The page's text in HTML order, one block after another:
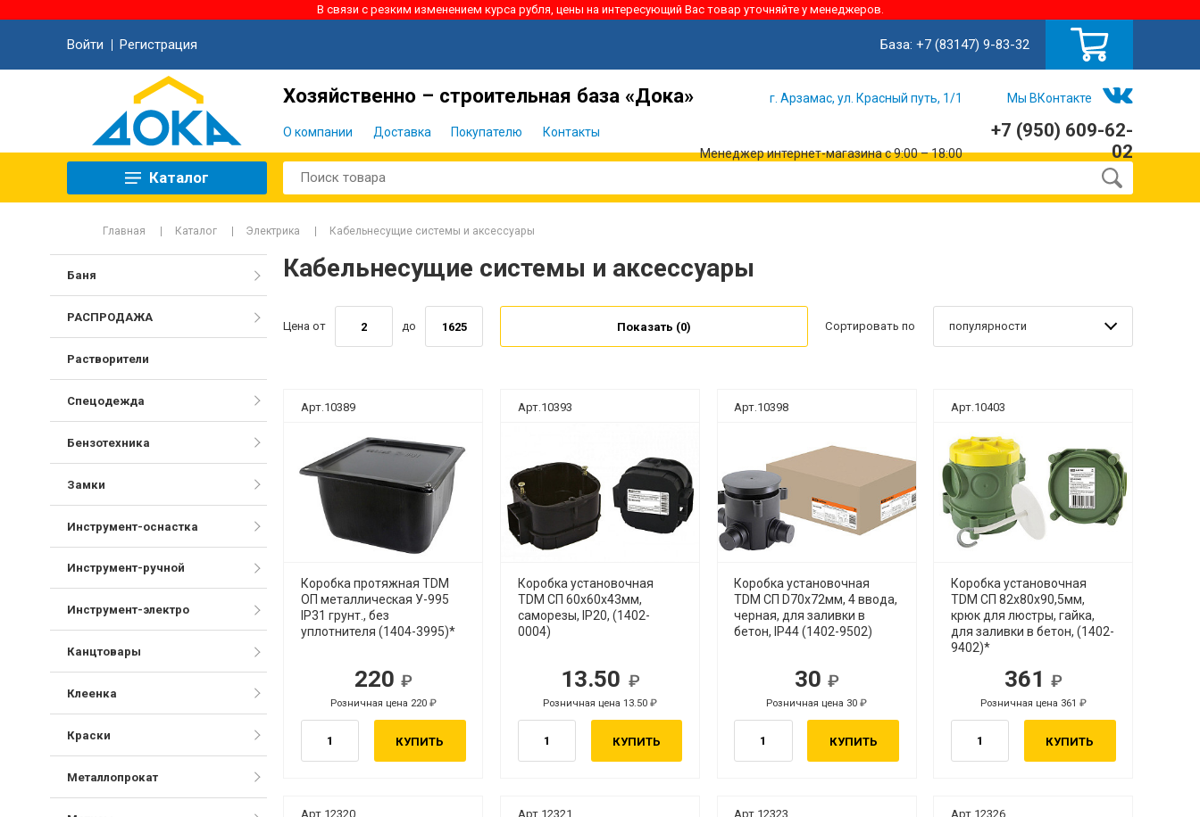
В связи с резким изменением курса рубля, цены на интересующий Вас товар уточняйте у менеджеров.
Войти Регистрация База: +7 (83147) 9-83-32
Хозяйственно – строительная база «Дока»
О компании Доставка Покупателю Контакты
г. Арзамас, ул. Красный путь, 1/1 Мы ВКонтакте
Менеджер интернет-магазина с 9:00 – 18:00
+7 (950) 609-62-
02
Каталог
Главная Каталог Электрика Кабельнесущие системы и аксессуары
Кабельнесущие системы и аксессуары
Цена от до Показать (0) Сортировать по популярности
Арт.10389
Коробка протяжная TDM
ОП металлическая У-995
IP31 грунт., без
уплотнителя (1404-3995)*
220
Розничная цена 220
КУПИТЬ
Арт.10393
Коробка установочная
TDM СП 60х60х43мм,
саморезы, IP20, (1402-
0004)
13.50
Розничная цена 13.50
КУПИТЬ
Арт.10398
Коробка установочная
TDM СП D70х72мм, 4 ввода,
черная, для заливки в
бетон, IP44 (1402-9502)
30
руб.
Розничная цена 30
руб.
КУПИТЬ
Арт.10403
Коробка установочная
TDM СП 82х80х90,5мм,
крюк для люстры, гайка,
для заливки в бетон, (1402-
9402)*
361
руб.
Розничная цена 361
руб.
КУПИТЬ
Арт.12320 Арт.12321 Арт.12323 Арт.12326
Баня
РАСПРОДАЖА
Растворители
Спецодежда
Бензотехника
Замки
Инструмент-оснастка
Инструмент-ручной
Инструмент-электро
Канцтовары
Клеенка
Краски
Металлопрокат